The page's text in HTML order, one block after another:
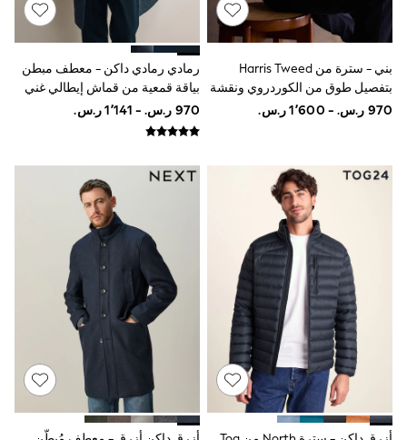
Sandals
Shorts
Swimwear
Hats & Caps
Vests
Sunglasses
Travel Bags
Luggage
Angel & Rocket
B by Ted Baker
Baker by Ted Baker
Boden
Lipsy
Love & Roses
Mint Velvet
Monsoon
River Island
SCHOOWEAR
All Boys Schoolwear
Shoes
Trousers
Shorts
بني - سترة من Harris Tweed
بتفصيل طوق من الكوردروي ونقشة
Puppytooth
رمادي رمادي داكن - معطف مبطن
بياقة قمعية من قماش إيطالي غني
بالصوف ناعم الملمس من
Signature